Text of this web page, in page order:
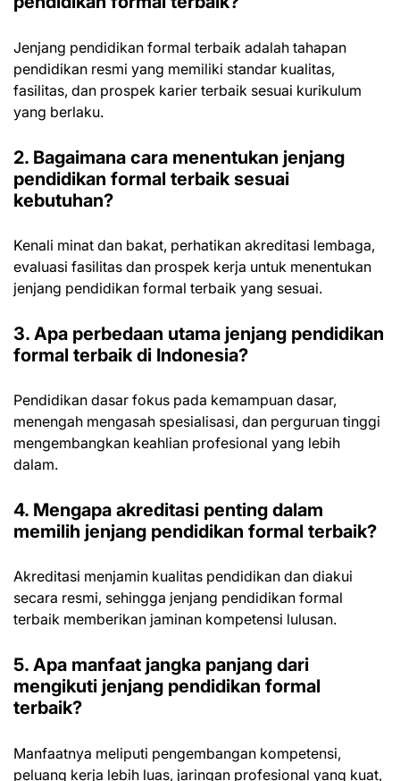
Jenjang pendidikan formal terbaik adalah tahapan
pendidikan resmi yang memiliki standar kualitas,
fasilitas, dan prospek karier terbaik sesuai kurikulum
yang berlaku.
2. Bagaimana cara menentukan jenjang
pendidikan formal terbaik sesuai
kebutuhan?
Kenali minat dan bakat, perhatikan akreditasi lembaga,
evaluasi fasilitas dan prospek kerja untuk menentukan
jenjang pendidikan formal terbaik yang sesuai.
3. Apa perbedaan utama jenjang pendidikan
formal terbaik di Indonesia?
Pendidikan dasar fokus pada kemampuan dasar,
menengah mengasah spesialisasi, dan perguruan tinggi
mengembangkan keahlian profesional yang lebih
dalam.
4. Mengapa akreditasi penting dalam
memilih jenjang pendidikan formal terbaik?
Akreditasi menjamin kualitas pendidikan dan diakui
secara resmi, sehingga jenjang pendidikan formal
terbaik memberikan jaminan kompetensi lulusan.
5. Apa manfaat jangka panjang dari
mengikuti jenjang pendidikan formal
terbaik?
Manfaatnya meliputi pengembangan kompetensi,
peluang kerja lebih luas, jaringan profesional yang kuat,